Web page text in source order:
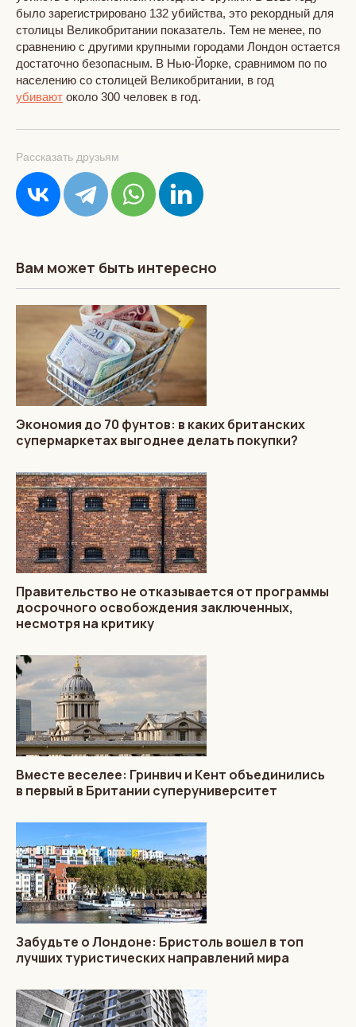
было зарегистрировано 132 убийства, это рекордный для
столицы Великобритании показатель. Тем не менее, по
сравнению с другими крупными городами Лондон остается
достаточно безопасным. В Нью-Йорке, сравнимом по по
населению со столицей Великобритании, в год
убивают около 300 человек в год.
Рассказать друзьям
Вам может быть интересно
Экономия до 70 фунтов: в каких британских
супермаркетах выгоднее делать покупки?
Правительство не отказывается от программы
досрочного освобождения заключенных,
несмотря на критику
Вместе веселее: Гринвич и Кент объединились
в первый в Британии суперуниверситет
Забудьте о Лондоне: Бристоль вошел в топ
лучших туристических направлений мира